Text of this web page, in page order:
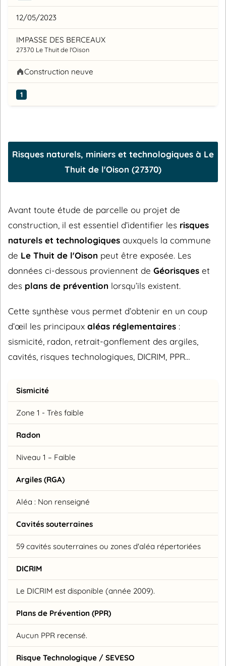
12/05/2023
IMPASSE DES BERCEAUX
27370 Le Thuit de l'Oison
Construction neuve
1
Risques naturels, miniers et technologiques à Le
Thuit de l'Oison (27370)
Avant toute étude de parcelle ou projet de
construction, il est essentiel d’identifier les risques
naturels et technologiques auxquels la commune
de Le Thuit de l'Oison peut être exposée. Les
données ci-dessous proviennent de Géorisques et
des plans de prévention lorsqu’ils existent.
Cette synthèse vous permet d’obtenir en un coup
d’œil les principaux aléas réglementaires :
sismicité, radon, retrait-gonflement des argiles,
cavités, risques technologiques, DICRIM, PPR…
Sismicité
Zone 1 - Très faible
Radon
Niveau 1 – Faible
Argiles (RGA)
Aléa : Non renseigné
Cavités souterraines
59 cavités souterraines ou zones d'aléa répertoriées
DICRIM
Le DICRIM est disponible (année 2009).
Plans de Prévention (PPR)
Aucun PPR recensé.
Risque Technologique / SEVESO